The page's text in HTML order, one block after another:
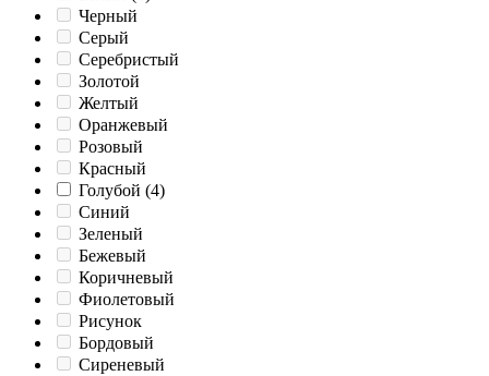
Черный
Серый
Серебристый
Золотой
Желтый
Оранжевый
Розовый
Красный
Голубой (4)
Синий
Зеленый
Бежевый
Коричневый
Фиолетовый
Рисунок
Бордовый
Сиреневый